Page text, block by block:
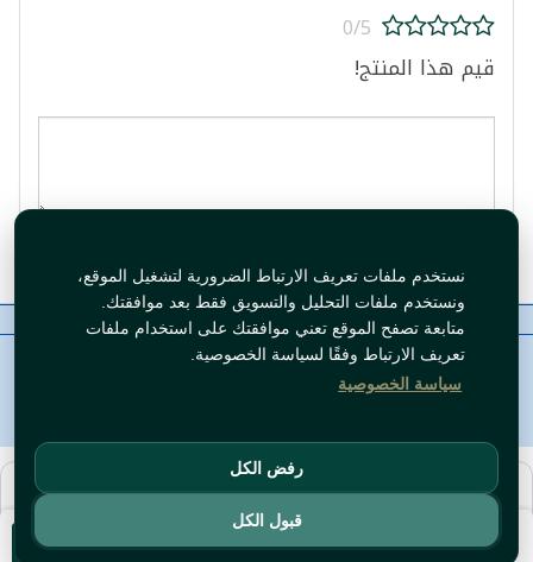
نستخدم ملفات تعريف الارتباط الضرورية لتشغيل الموقع،
ونستخدم ملفات التحليل والتسويق فقط بعد موافقتك.
متابعة تصفح الموقع تعني موافقتك على استخدام ملفات
تعريف الارتباط وفقًا لسياسة الخصوصية.
سياسة الخصوصية
رفض الكل
قبول الكل
أضف للسلة
0/5
قيم هذا المنتج!
معلومات عنا رقم الاتصال سياسات
ال WhatsApp
حقوق النشر©Tawfeer 2018-2026
هذا متجر جملة. الأسعار وميزات الشراء متاحة فقط للحساباتالمسجّلة
والمفعّلة
سجّل دخولأوافتح حساب.